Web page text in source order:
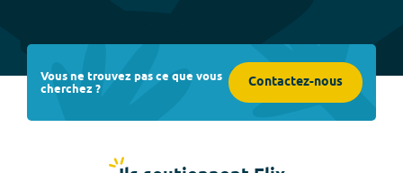
Vous ne trouvez pas ce que vous
cherchez ? Contactez-nous